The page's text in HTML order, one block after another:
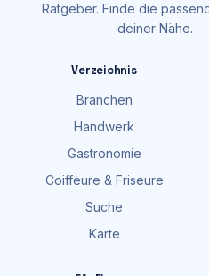
Ratgeber. Finde die
deiner Nähe.
Verzeichnis
Branchen
Handwerk
Gastronomie
Coiffeure & Friseure
Suche
Karte